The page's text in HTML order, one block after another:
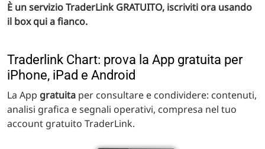
È un servizio TraderLink GRATUITO, iscriviti ora usando
il box qui a fianco.
Traderlink Chart: prova la App gratuita per
iPhone, iPad e Android
La App gratuita per consultare e condividere: contenuti,
analisi grafica e segnali operativi, compresa nel tuo
account gratuito TraderLink.